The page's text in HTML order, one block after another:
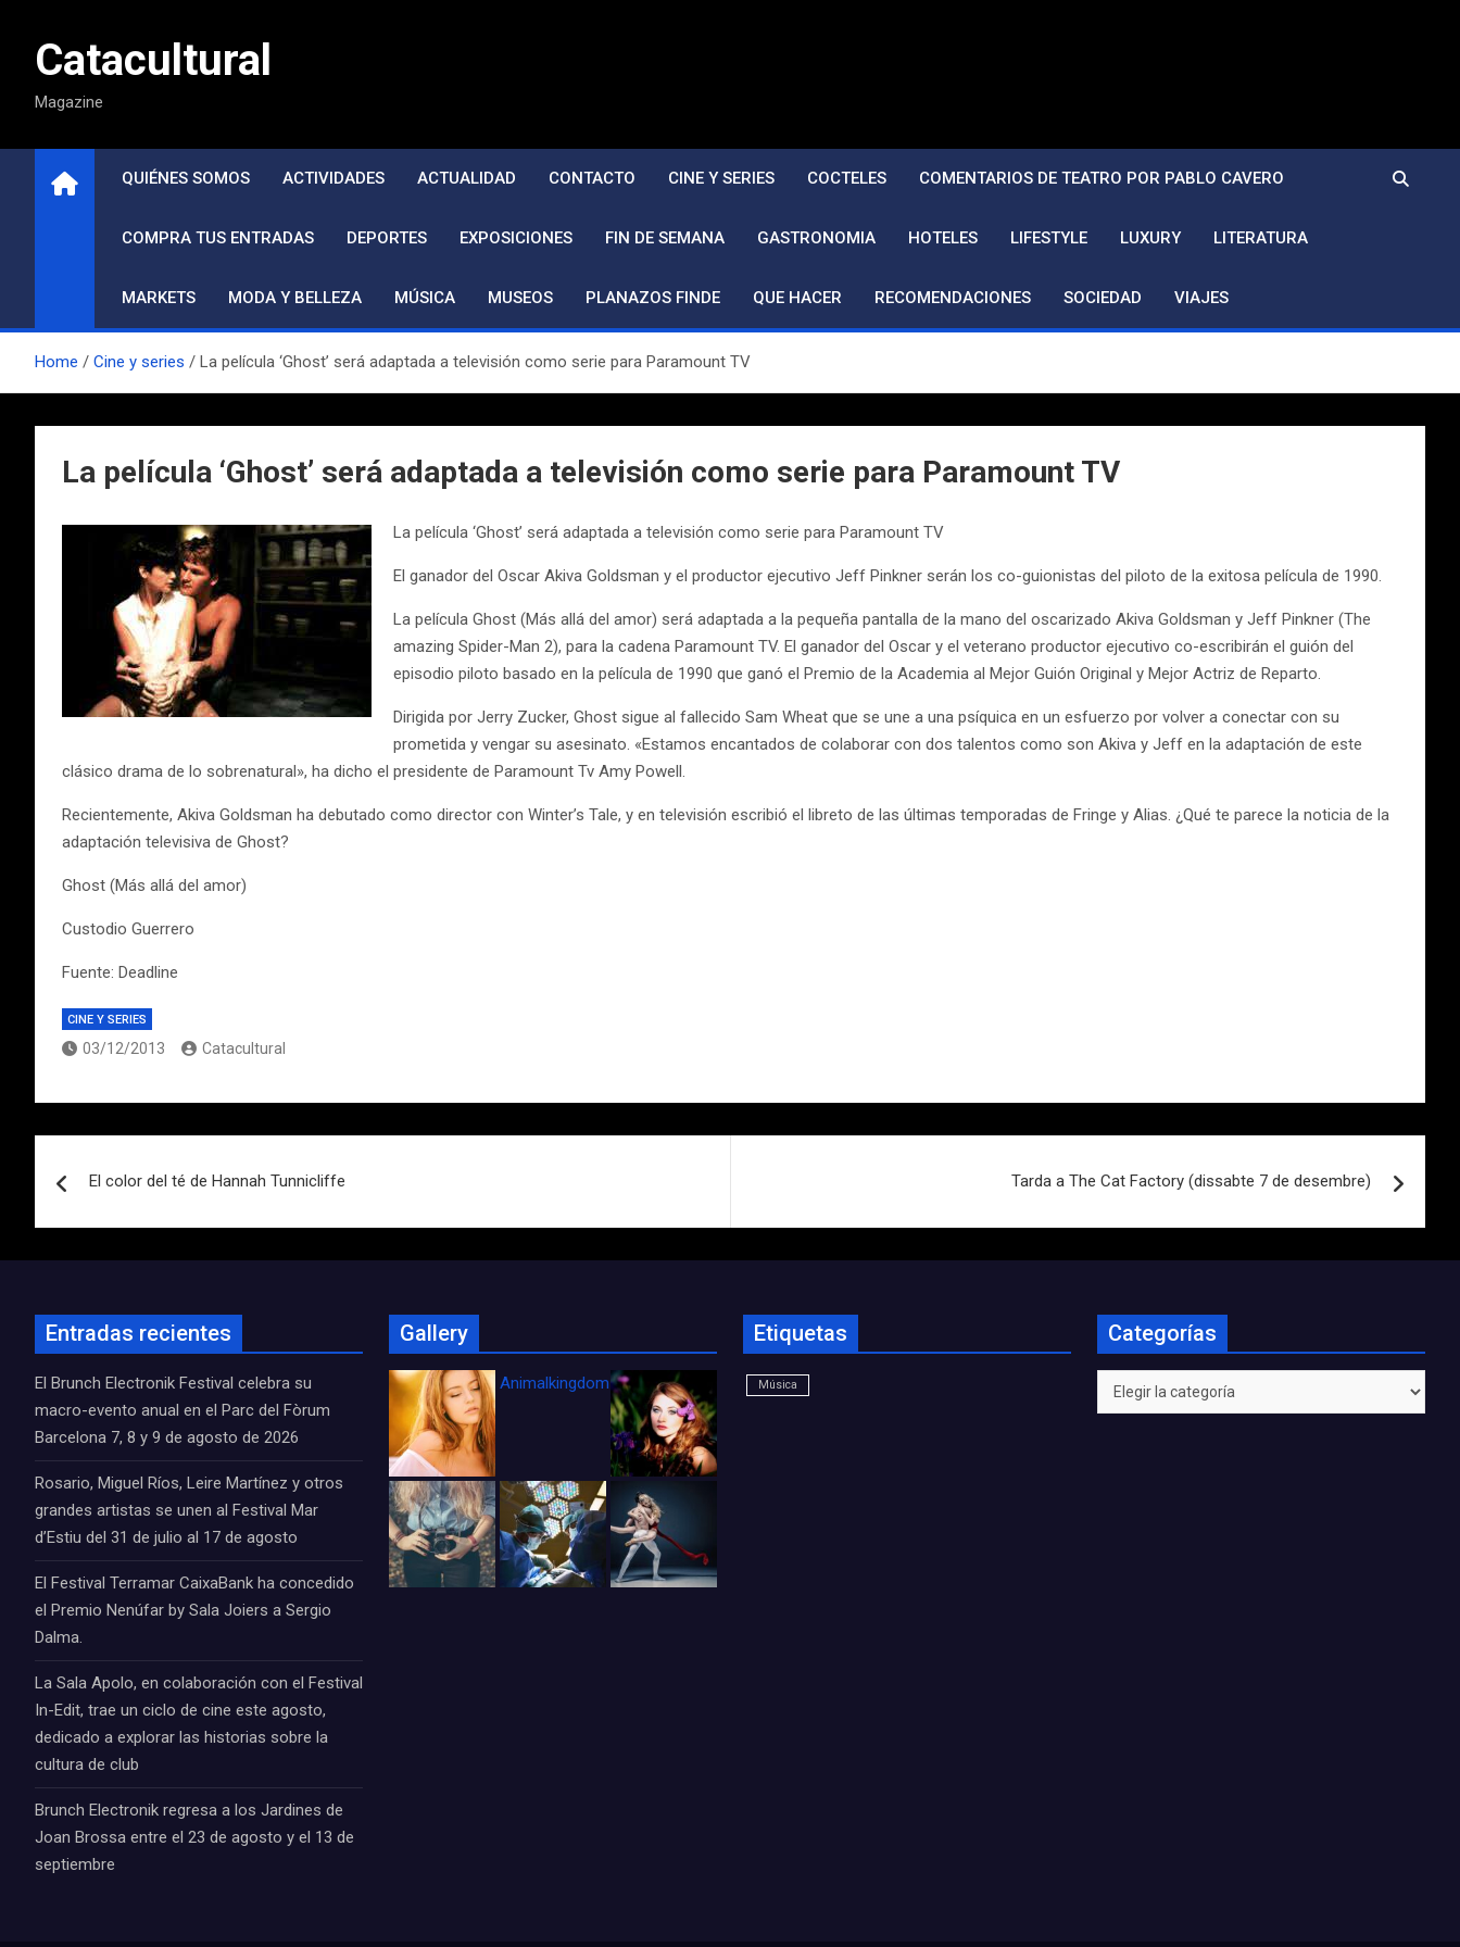
contenidoCatacultural
Magazine
QUIÉNES SOMOS ACTIVIDADES ACTUALIDAD CONTACTO CINE Y SERIES COCTELES COMENTARIOS DE TEATRO POR PABLO CAVERO
COMPRA TUS ENTRADAS DEPORTES EXPOSICIONES FIN DE SEMANA GASTRONOMIA HOTELES LIFESTYLE LUXURY LITERATURA
MARKETS MODA Y BELLEZA MÚSICA MUSEOS PLANAZOS FINDE QUE HACER RECOMENDACIONES SOCIEDAD VIAJES
Home Cine y series La película ‘Ghost’ será adaptada a televisión como serie para Paramount TV
La película ‘Ghost’ será adaptada a televisión como serie para Paramount TV
La película ‘Ghost’ será adaptada a televisión como serie para Paramount TV
El ganador del Oscar Akiva Goldsman y el productor ejecutivo Jeff Pinkner serán los co-guionistas del piloto de la exitosa película de 1990.
La película Ghost (Más allá del amor) será adaptada a la pequeña pantalla de la mano del oscarizado Akiva Goldsman y Jeff Pinkner (The
amazing Spider-Man 2), para la cadena Paramount TV. El ganador del Oscar y el veterano productor ejecutivo co-escribirán el guión del
episodio piloto basado en la película de 1990 que ganó el Premio de la Academia al Mejor Guión Original y Mejor Actriz de Reparto.
Dirigida por Jerry Zucker, Ghost sigue al fallecido Sam Wheat que se une a una psíquica en un esfuerzo por volver a conectar con su
prometida y vengar su asesinato. «Estamos encantados de colaborar con dos talentos como son Akiva y Jeff en la adaptación de este
clásico drama de lo sobrenatural», ha dicho el presidente de Paramount Tv Amy Powell.
Recientemente, Akiva Goldsman ha debutado como director con Winter’s Tale, y en televisión escribió el libreto de las últimas temporadas de Fringe y Alias. ¿Qué te parece la noticia de la
adaptación televisiva de Ghost?
Ghost (Más allá del amor)
Custodio Guerrero
Fuente: Deadline
CINE Y SERIES
03/12/2013 Catacultural
de
El color del té de Hannah Tunnicliffe Tarda a The Cat Factory (dissabte 7 de desembre)
Entradas recientes
El Brunch Electronik Festival celebra su
macro-evento anual en el Parc del Fòrum
Barcelona 7, 8 y 9 de agosto de 2026
Rosario, Miguel Ríos, Leire Martínez y otros
grandes artistas se unen al Festival Mar
d’Estiu del 31 de julio al 17 de agosto
El Festival Terramar CaixaBank ha concedido
el Premio Nenúfar by Sala Joiers a Sergio
Dalma.
La Sala Apolo, en colaboración con el Festival
In-Edit, trae un ciclo de cine este agosto,
dedicado a explorar las historias sobre la
cultura de club
Brunch Electronik regresa a los Jardines de
Joan Brossa entre el 23 de agosto y el 13 de
septiembre
Gallery
Animalkingdom_FichaCine
Etiquetas
Música
Categorías
Categorías